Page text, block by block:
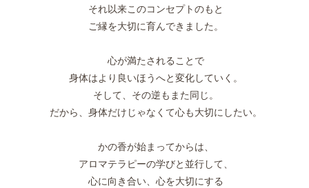
それ以来このコンセプトのもと
ご縁を大切に育んできました。
心が満たされることで
身体はより良いほうへと変化していく。
そして、その逆もまた同じ。
だから、身体だけじゃなくて心も大切にしたい。
かの香が始まってからは、
アロマテラピーの学びと並行して、
心に向き合い、心を大切にする